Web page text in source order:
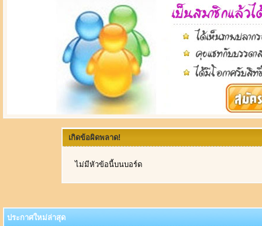
เกิดข้อผิดพลาด!
ไม่มีหัวข้อนี้บนบอร์ด
ประกาศใหม่ล่าสุด